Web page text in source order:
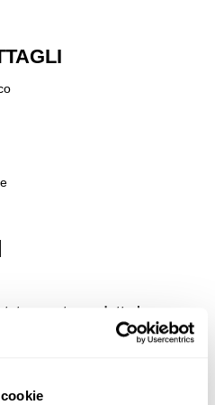
questo prodotto hanno